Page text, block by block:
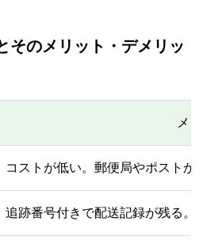
そのメリット・デメリッ
メリ
コストが低い。郵便局やポストか
追跡番号付きで配送記録が残る。